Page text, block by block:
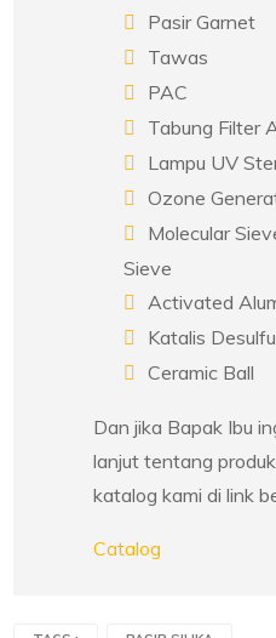
Pasir Garnet
Tawas
PAC
Tabung Filter
Lampu UV
Ozone
Molecular
Sieve
Activated
Katalis
Ceramic Ball
Dan jika Bapak Ibu
lanjut tentang
katalog kami di link
Catalog